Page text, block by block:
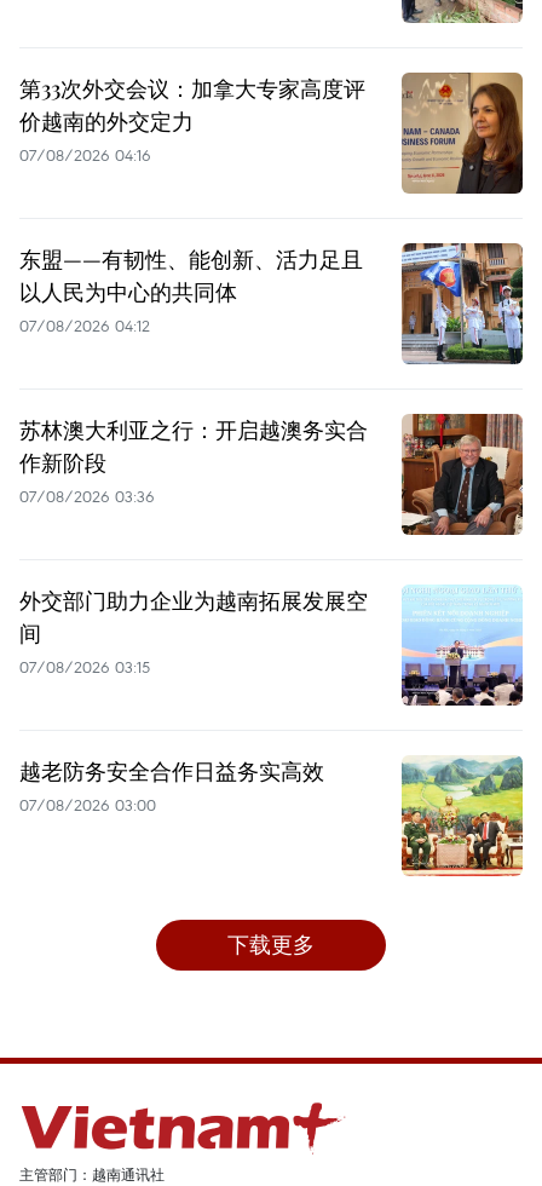
第33次外交会议：加拿大专家高度评
价越南的外交定力
07/08/2026 04:16
东盟——有韧性、能创新、活力足且
以人民为中心的共同体
07/08/2026 04:12
苏林澳大利亚之行：开启越澳务实合
作新阶段
07/08/2026 03:36
外交部门助力企业为越南拓展发展空
间
07/08/2026 03:15
越老防务安全合作日益务实高效
07/08/2026 03:00
下载更多
主管部门：越南通讯社